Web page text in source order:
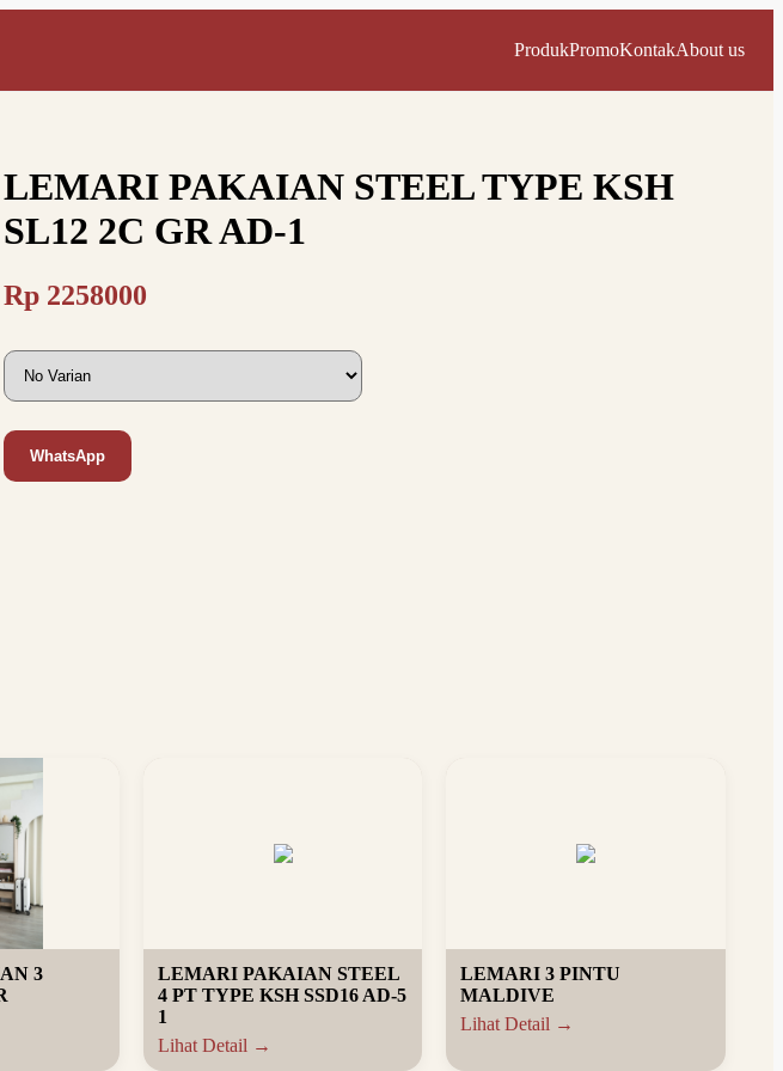
ProdukPromoKontakAbout us
LEMARI PAKAIAN STEEL TYPE KSH
SL12 2C GR AD-1
Rp 2258000
WhatsApp
3
LEMARI PAKAIAN STEEL
4 PT TYPE KSH SSD16 AD-5
1
Lihat Detail →
LEMARI 3 PINTU
MALDIVE
Lihat Detail →